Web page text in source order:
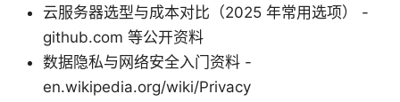
云服务器选型与成本对比（2025 年常用选项） -
github.com 等公开资料
数据隐私与网络安全入门资料 -
en.wikipedia.org/wiki/Privacy